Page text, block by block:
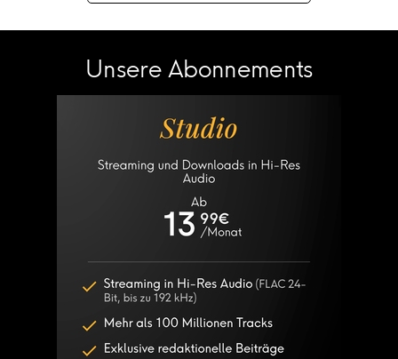
Unsere Abonnements